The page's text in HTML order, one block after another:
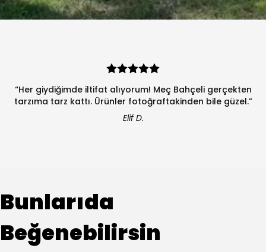
“Her giydiğimde iltifat alıyorum! Meç Bahçeli gerçekten
tarzıma tarz kattı. Ürünler fotoğraftakinden bile güzel.”
Elif D.
Bunlarıda
Beğenebilirsin